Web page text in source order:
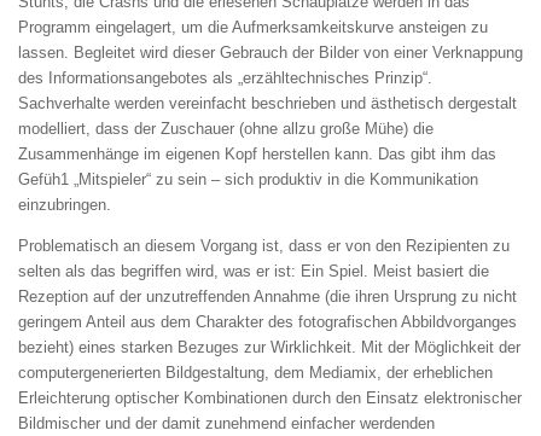
Programm eingelagert, um die Aufmerksamkeitskurve ansteigen zu
lassen. Begleitet wird dieser Gebrauch der Bilder von einer Verknappung
des Informationsangebotes als „erzähltechnisches Prinzip“.
Sachverhalte werden vereinfacht beschrieben und ästhetisch dergestalt
modelliert, dass der Zuschauer (ohne allzu große Mühe) die
Zusammenhänge im eigenen Kopf herstellen kann. Das gibt ihm das
Gefüh1 „Mitspieler“ zu sein – sich produktiv in die Kommunikation
einzubringen.
Problematisch an diesem Vorgang ist, dass er von den Rezipienten zu
selten als das begriffen wird, was er ist: Ein Spiel. Meist basiert die
Rezeption auf der unzutreffenden Annahme (die ihren Ursprung zu nicht
geringem Anteil aus dem Charakter des fotografischen Abbildvorganges
bezieht) eines starken Bezuges zur Wirklichkeit. Mit der Möglichkeit der
computergenerierten Bildgestaltung, dem Mediamix, der erheblichen
Erleichterung optischer Kombinationen durch den Einsatz elektronischer
Bildmischer und der damit zunehmend einfacher werdenden